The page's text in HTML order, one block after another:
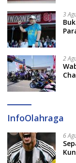
3
2
InfoOlahraga
6